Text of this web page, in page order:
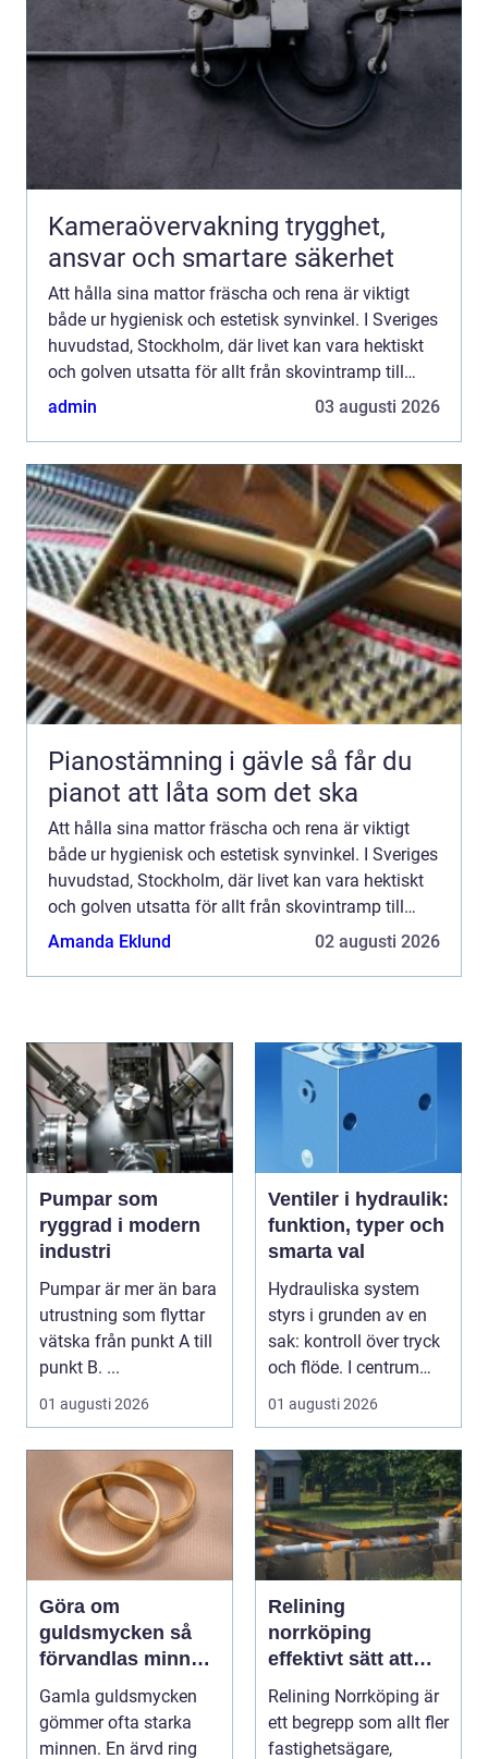
Kameraövervakning trygghet,
ansvar och smartare säkerhet
Att hålla sina mattor fräscha och rena är viktigt
både ur hygienisk och estetisk synvinkel. I Sveriges
huvudstad, Stockholm, där livet kan vara hektiskt
och golven utsatta för allt från skovintramp till
kaffespil...
admin 03 augusti 2026
Pianostämning i gävle så får du
pianot att låta som det ska
Att hålla sina mattor fräscha och rena är viktigt
både ur hygienisk och estetisk synvinkel. I Sveriges
huvudstad, Stockholm, där livet kan vara hektiskt
och golven utsatta för allt från skovintramp till
kaffespil...
Amanda Eklund 02 augusti 2026
Pumpar som
ryggrad i modern
industri
Pumpar är mer än bara
utrustning som flyttar
vätska från punkt A till
punkt B. ...
01 augusti 2026
Ventiler i hydraulik:
funktion, typer och
smarta val
Hydrauliska system
styrs i grunden av en
sak: kontroll över tryck
och flöde. I centrum
står Ventiler...
01 augusti 2026
Göra om
guldsmycken så
förvandlas minnen
till nya favoriter
Gamla guldsmycken
gömmer ofta starka
minnen. En ärvd ring
Relining
norrköping
effektivt sätt att
förnya avloppsrör
utan stambyte
Relining Norrköping är
ett begrepp som allt fler
fastighetsägare,